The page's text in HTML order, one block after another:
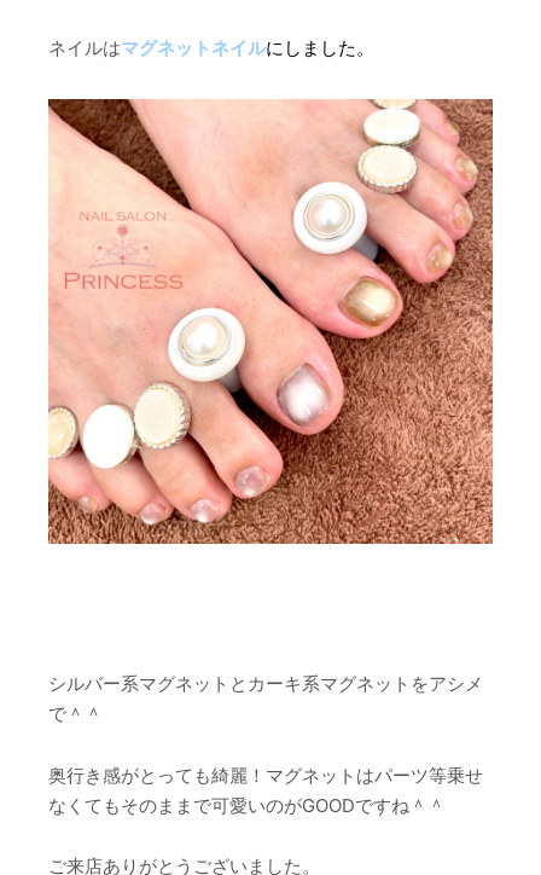
ネイルはマグネットネイルにしました。
シルバー系マグネットとカーキ系マグネットをアシメ
で＾＾
奥行き感がとっても綺麗！マグネットはパーツ等乗せ
なくてもそのままで可愛いのがGOODですね＾＾
ご来店ありがとうございました。